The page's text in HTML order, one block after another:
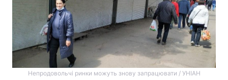
Непродовольчі ринки можуть знову запрацювати / УНІАН